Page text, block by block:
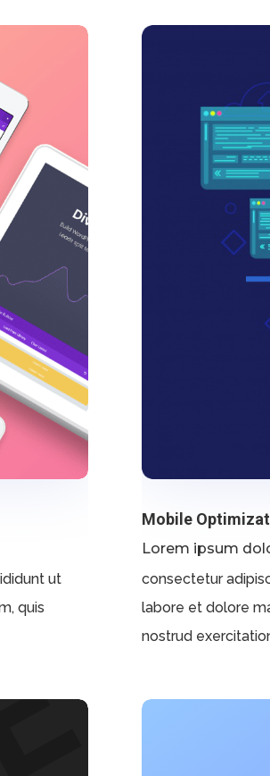
ut
quis
Mobile
Lorem ipsum
consectetur
labore et dolore
nostrud